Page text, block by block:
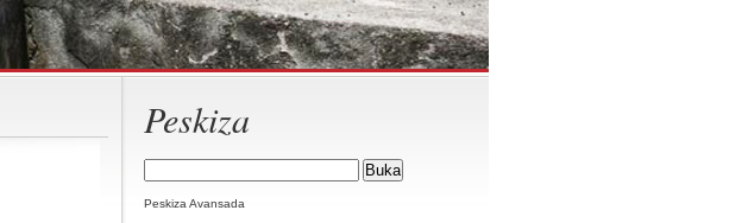
Peskiza
Peskiza Avansada